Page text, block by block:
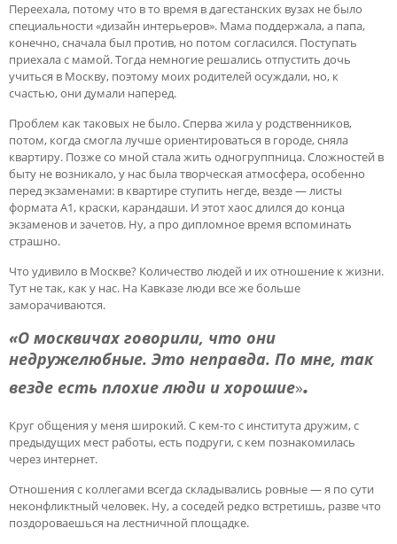
Переехала, потому что в то время в дагестанских вузах не было
специальности «дизайн интерьеров». Мама поддержала, а папа,
конечно, сначала был против, но потом согласился. Поступать
приехала с мамой. Тогда немногие решались отпустить дочь
учиться в Москву, поэтому моих родителей осуждали, но, к
счастью, они думали наперед.
Проблем как таковых не было. Сперва жила у родственников,
потом, когда смогла лучше ориентироваться в городе, сняла
квартиру. Позже со мной стала жить одногруппница. Сложностей в
быту не возникало, у нас была творческая атмосфера, особенно
перед экзаменами: в квартире ступить негде, везде — листы
формата А1, краски, карандаши. И этот хаос длился до конца
экзаменов и зачетов. Ну, а про дипломное время вспоминать
страшно.
Что удивило в Москве? Количество людей и их отношение к жизни.
Тут не так, как у нас. На Кавказе люди все же больше
заморачиваются.
«О москвичах говорили, что они
недружелюбные. Это неправда. По мне, так
везде есть плохие люди и хорошие».
Круг общения у меня широкий. С кем-то с института дружим, с
предыдущих мест работы, есть подруги, с кем познакомилась
через интернет.
Отношения с коллегами всегда складывались ровные — я по сути
неконфликтный человек. Ну, а соседей редко встретишь, разве что
поздороваешься на лестничной площадке.